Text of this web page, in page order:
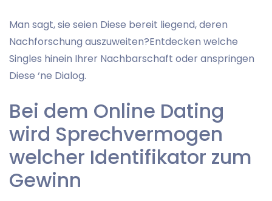
Man sagt, sie seien Diese bereit liegend, deren
Nachforschung auszuweiten?Entdecken welche
Singles hinein Ihrer Nachbarschaft oder anspringen
Diese ‘ne Dialog.
Bei dem Online Dating
wird Sprechvermogen
welcher Identifikator zum
Gewinn